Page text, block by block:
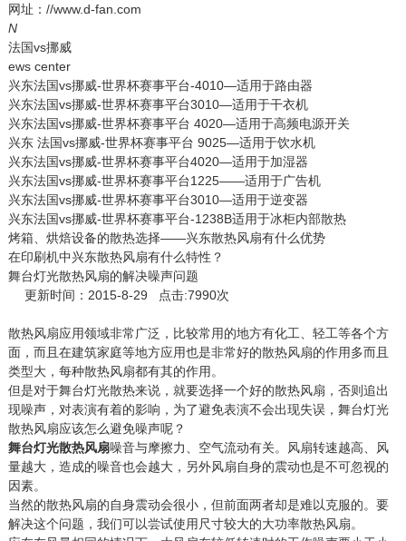
网址：//www.d-fan.com
N
法国vs挪威
ews center
兴东法国vs挪威-世界杯赛事平台-4010—适用于路由器
兴东法国vs挪威-世界杯赛事平台3010—适用于干衣机
兴东法国vs挪威-世界杯赛事平台 4020—适用于高频电源开关
兴东 法国vs挪威-世界杯赛事平台 9025—适用于饮水机
兴东法国vs挪威-世界杯赛事平台4020—适用于加湿器
兴东法国vs挪威-世界杯赛事平台1225——适用于广告机
兴东法国vs挪威-世界杯赛事平台3010—适用于逆变器
兴东法国vs挪威-世界杯赛事平台-1238B适用于冰柜内部散热
烤箱、烘焙设备的散热选择——兴东散热风扇有什么优势
在印刷机中兴东散热风扇有什么特性？
舞台灯光散热风扇的解决噪声问题
更新时间：2015-8-29 点击:7990次
散热风扇应用领域非常广泛，比较常用的地方有化工、轻工等各个方
面，而且在建筑家庭等地方应用也是非常好的散热风扇的作用多而且
类型大，每种散热风扇都有其的作用。
但是对于舞台灯光散热来说，就要选择一个好的散热风扇，否则追出
现噪声，对表演有着的影响，为了避免表演不会出现失误，舞台灯光
散热风扇应该怎么避免噪声呢？
舞台灯光散热风扇噪音与摩擦力、空气流动有关。风扇转速越高、风
量越大，造成的噪音也会越大，另外风扇自身的震动也是不可忽视的
因素。
当然的散热风扇的自身震动会很小，但前面两者却是难以克服的。要
解决这个问题，我们可以尝试使用尺寸较大的大功率散热风扇。